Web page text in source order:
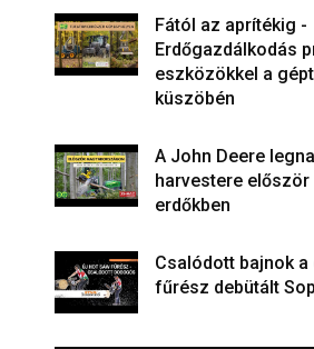
Fától az aprítékig -
Erdőgazdálkodás
eszközökkel a
küszöbén
A John Deere
harvestere először
erdőkben
Csalódott bajnok
fűrész debütált